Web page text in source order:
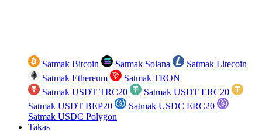
Satmak Bitcoin Satmak Solana
Satmak Litecoin
Satmak Ethereum
Satmak TRON
Satmak USDT TRC20
Satmak USDT ERC20
Satmak USDT BEP20
Satmak USDC ERC20
Satmak USDC Polygon
Takas